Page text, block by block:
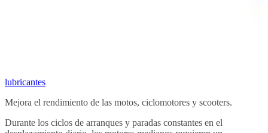
lubricantes
Mejora el rendimiento de las motos, ciclomotores y scooters.
Durante los ciclos de arranques y paradas constantes en el